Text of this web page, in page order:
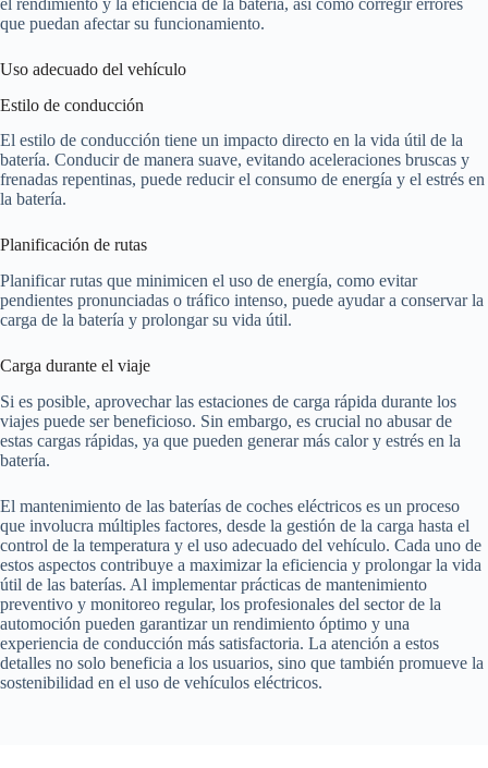
que puedan afectar su funcionamiento.
Uso adecuado del vehículo
Estilo de conducción
El estilo de conducción tiene un impacto directo en la vida útil de la
batería. Conducir de manera suave, evitando aceleraciones bruscas y
frenadas repentinas, puede reducir el consumo de energía y el estrés en
la batería.
Planificación de rutas
Planificar rutas que minimicen el uso de energía, como evitar
pendientes pronunciadas o tráfico intenso, puede ayudar a conservar la
carga de la batería y prolongar su vida útil.
Carga durante el viaje
Si es posible, aprovechar las estaciones de carga rápida durante los
viajes puede ser beneficioso. Sin embargo, es crucial no abusar de
estas cargas rápidas, ya que pueden generar más calor y estrés en la
batería.
El mantenimiento de las baterías de coches eléctricos es un proceso
que involucra múltiples factores, desde la gestión de la carga hasta el
control de la temperatura y el uso adecuado del vehículo. Cada uno de
estos aspectos contribuye a maximizar la eficiencia y prolongar la vida
útil de las baterías. Al implementar prácticas de mantenimiento
preventivo y monitoreo regular, los profesionales del sector de la
automoción pueden garantizar un rendimiento óptimo y una
experiencia de conducción más satisfactoria. La atención a estos
detalles no solo beneficia a los usuarios, sino que también promueve la
sostenibilidad en el uso de vehículos eléctricos.